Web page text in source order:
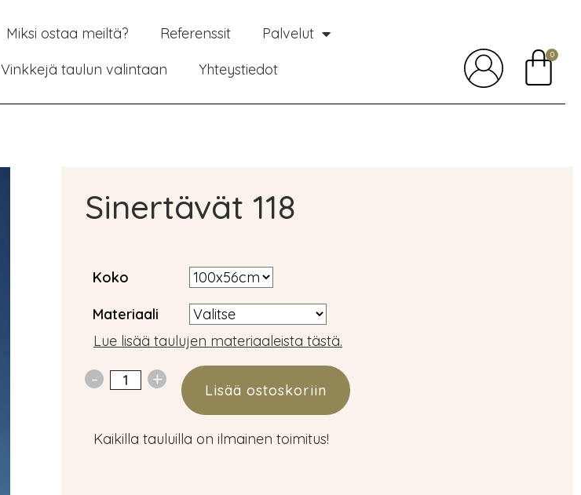
Miksi ostaa meiltä? Referenssit
Palvelut
Vinkkejä taulun valintaan Yhteystiedot
0
Sinertävät 118
Koko
Materiaali
Lue lisää taulujen materiaaleista tästä.
Lisää ostoskoriin
Kaikilla tauluilla on ilmainen toimitus!